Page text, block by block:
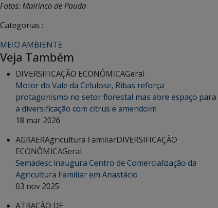
Fotos: Mairinco de Pauda
Categorias :
MEIO AMBIENTE
Veja Também
DIVERSIFICAÇÃO ECONÔMICAGeral
Motor do Vale da Celulose, Ribas reforça
protagonismo no setor florestal mas abre espaço para
a diversificação com citrus e amendoim
18 mar 2026
AGRAERAgricultura FamiliarDIVERSIFICAÇÃO
ECONÔMICAGeral
Semadesc inaugura Centro de Comercialização da
Agricultura Familiar em Anastácio
03 nov 2025
ATRAÇÃO DE